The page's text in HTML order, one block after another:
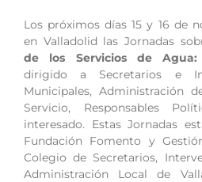
Los próximos días 15 y 16 de
en Valladolid las Jornadas
de los Servicios de Agua:
dirigido a Secretarios e
Municipales, Administración
Servicio, Responsables
interesado. Estas Jornadas
Fundación Fomento y
Colegio de Secretarios,
Administración Local de